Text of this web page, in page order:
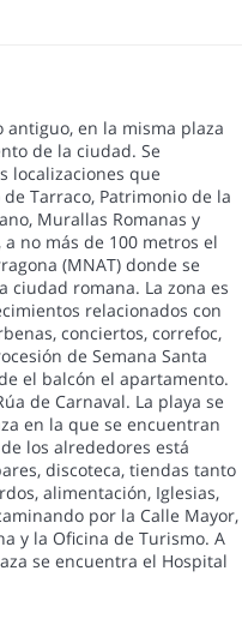
antiguo, en la misma plaza
de la ciudad. Se
localizaciones que
Tarraco, Patrimonio de la
Murallas Romanas y
no más de 100 metros el
(MNAT) donde se
ciudad romana. La zona es
relacionados con
conciertos, correfoc,
de Semana Santa
el balcón el apartamento.
de Carnaval. La playa se
en la que se encuentran
los alrededores está
discoteca, tiendas tanto
alimentación, Iglesias,
por la Calle Mayor,
y la Oficina de Turismo. A
se encuentra el Hospital